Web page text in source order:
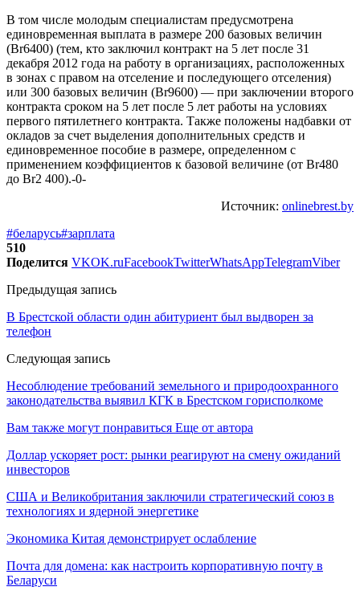
В том числе молодым специалистам предусмотрена
единовременная выплата в размере 200 базовых величин
(Br6400) (тем, кто заключил контракт на 5 лет после 31
декабря 2012 года на работу в организациях, расположенных
в зонах с правом на отселение и последующего отселения)
или 300 базовых величин (Br9600) — при заключении второго
контракта сроком на 5 лет после 5 лет работы на условиях
первого пятилетнего контракта. Также положены надбавки от
окладов за счет выделения дополнительных средств и
единовременное пособие в размере, определенном с
применением коэффициентов к базовой величине (от Br480
до Br2 400).-0-
Источник: onlinebrest.by
#беларусь#зарплата
510
Поделится VKOK.ruFacebookTwitterWhatsAppTelegramViber
Предыдущая запись
В Брестской области один абитуриент был выдворен за
телефон
Следующая запись
Несоблюдение требований земельного и природоохранного
законодательства выявил КГК в Брестском горисполкоме
Вам также могут понравиться Еще от автора
Доллар ускоряет рост: рынки реагируют на смену ожиданий
инвесторов
США и Великобритания заключили стратегический союз в
технологиях и ядерной энергетике
Экономика Китая демонстрирует ослабление
Почта для домена: как настроить корпоративную почту в
Беларуси